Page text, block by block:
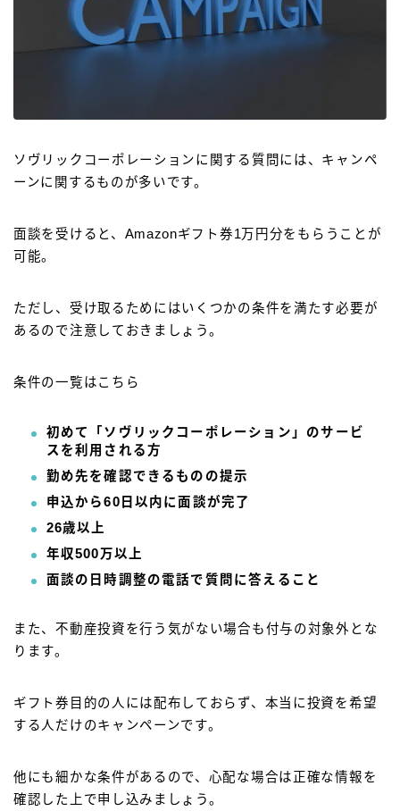
ソヴリックコーポレーションに関する質問には、キャンペ
ーンに関するものが多いです。
面談を受けると、Amazonギフト券1万円分をもらうことが
可能。
ただし、受け取るためにはいくつかの条件を満たす必要が
あるので注意しておきましょう。
条件の一覧はこちら
初めて「ソヴリックコーポレーション」のサービ
スを利用される方
勤め先を確認できるものの提示
申込から60日以内に面談が完了
26歳以上
年収500万以上
面談の日時調整の電話で質問に答えること
また、不動産投資を行う気がない場合も付与の対象外とな
ります。
ギフト券目的の人には配布しておらず、本当に投資を希望
する人だけのキャンペーンです。
他にも細かな条件があるので、心配な場合は正確な情報を
確認した上で申し込みましょう。